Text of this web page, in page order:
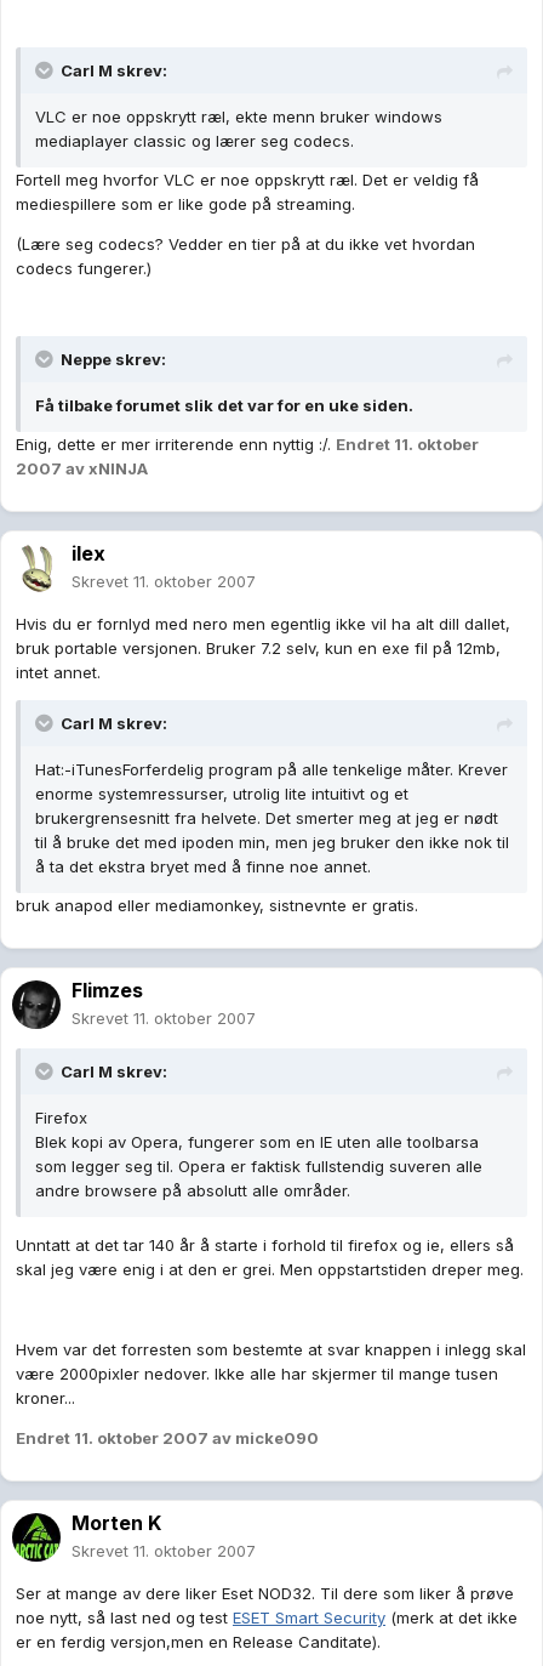
Carl M skrev:
VLC er noe oppskrytt ræl, ekte menn bruker windows
mediaplayer classic og lærer seg codecs.
Fortell meg hvorfor VLC er noe oppskrytt ræl. Det er veldig få
mediespillere som er like gode på streaming.
(Lære seg codecs? Vedder en tier på at du ikke vet hvordan
codecs fungerer.)
Neppe skrev:
Få tilbake forumet slik det var for en uke siden.
Enig, dette er mer irriterende enn nyttig :/. Endret 11. oktober
2007 av xNINJA
ilex
Skrevet 11. oktober 2007
Hvis du er fornlyd med nero men egentlig ikke vil ha alt dill dallet,
bruk portable versjonen. Bruker 7.2 selv, kun en exe fil på 12mb,
intet annet.
Carl M skrev:
Hat:-iTunesForferdelig program på alle tenkelige måter. Krever
enorme systemressurser, utrolig lite intuitivt og et
brukergrensesnitt fra helvete. Det smerter meg at jeg er nødt
til å bruke det med ipoden min, men jeg bruker den ikke nok til
å ta det ekstra bryet med å finne noe annet.
bruk anapod eller mediamonkey, sistnevnte er gratis.
Flimzes
Skrevet 11. oktober 2007
Carl M skrev:
Firefox
Blek kopi av Opera, fungerer som en IE uten alle toolbarsa
som legger seg til. Opera er faktisk fullstendig suveren alle
andre browsere på absolutt alle områder.
Unntatt at det tar 140 år å starte i forhold til firefox og ie, ellers så
skal jeg være enig i at den er grei. Men oppstartstiden dreper meg.
Hvem var det forresten som bestemte at svar knappen i inlegg skal
være 2000pixler nedover. Ikke alle har skjermer til mange tusen
kroner...
Endret 11. oktober 2007 av micke090
Morten K
Skrevet 11. oktober 2007
Ser at mange av dere liker Eset NOD32. Til dere som liker å prøve
noe nytt, så last ned og test ESET Smart Security (merk at det ikke
er en ferdig versjon,men en Release Canditate).